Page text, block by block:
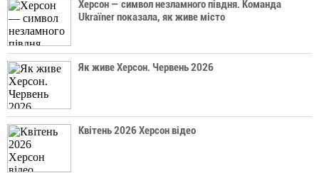
Херсон — символ незламного півдня. Команда
Ukraїner показала, як живе місто
Як живе Херсон. Червень 2026
Квітень 2026 Херсон відео